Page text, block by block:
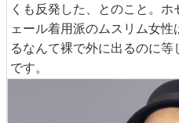
くも反発した、とのこと。
ェール着用派のムスリム女
るなんて裸で外に出るのに
です。